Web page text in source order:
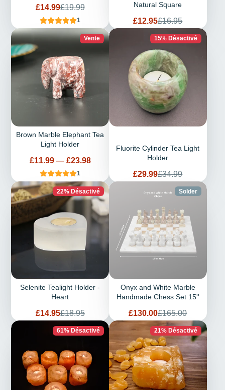
Prix
de
vente
£14.99Prix
habituel
£19.99
1
Natural Square
Prix
de
vente
£12.95Prix
habituel
£16.95
Vente
Brown Marble Elephant Tea
Light Holder
Prix
£11.99 — £23.98
1
15% Désactivé
Fluorite Cylinder Tea Light
Holder
Prix
de
vente
£29.99Prix
habituel
£34.99
22% Désactivé
Selenite Tealight Holder -
Heart
Prix
de
vente
£14.95Prix
habituel
£18.95
Solder
Onyx and White Marble
Handmade Chess Set 15''
Prix
de
vente
£130.00Prix
habituel
£165.00
61% Désactivé 21% Désactivé